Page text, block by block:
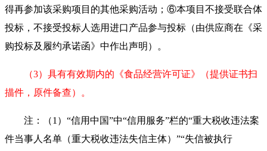
得再参加该采购项目的其他采购活动；⑥本项目不接受联合体
投标，不接受投标人选用进口产品参与投标（由供应商在《采
购投标及履约承诺函》中作出声明）。
（3）具有有效期内的《食品经营许可证》（提供证书扫
描件，原件备查）。
注：（1）“信用中国”中“信用服务”栏的“重大税收违法案
件当事人名单（重大税收违法失信主体）”“失信被执行